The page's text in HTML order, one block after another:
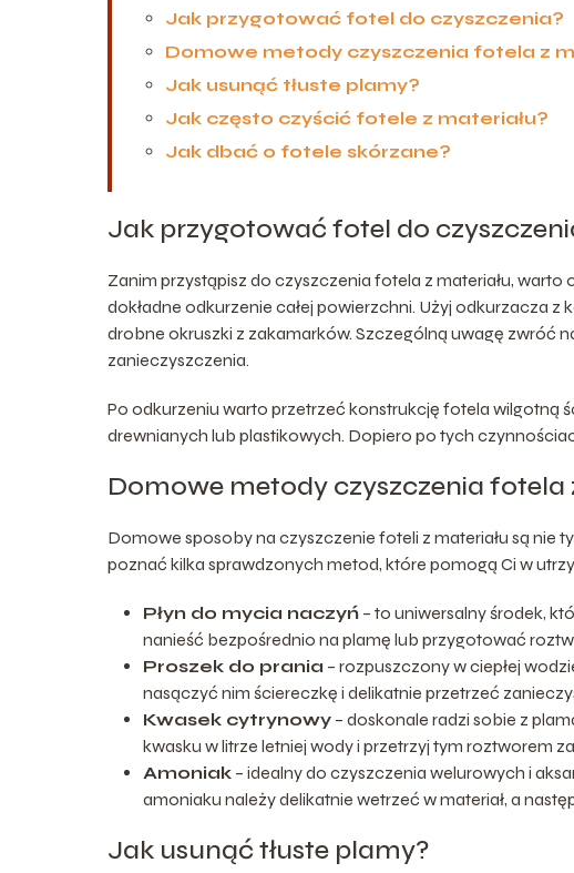
Jak przygotować fotel do czyszczenia?
Domowe metody czyszczenia fotela z
Jak usunąć tłuste plamy?
Jak często czyścić fotele z materiału?
Jak dbać o fotele skórzane?
Jak przygotować fotel do
Zanim przystąpisz do czyszczenia fotela z materiału,
dokładne odkurzenie całej powierzchni. Użyj odkurzacza
drobne okruszki z zakamarków. Szczególną uwagę zwróć
zanieczyszczenia.
Po odkurzeniu warto przetrzeć konstrukcję fotela wilgotną
drewnianych lub plastikowych. Dopiero po tych
Domowe metody czyszczenia fotela
Domowe sposoby na czyszczenie foteli z materiału są nie
poznać kilka sprawdzonych metod, które pomogą Ci w
Płyn do mycia naczyń – to uniwersalny środek,
nanieść bezpośrednio na plamę lub przygotować
Proszek do prania – rozpuszczony w ciepłej
nasączyć nim ściereczkę i delikatnie przetrzeć
Kwasek cytrynowy – doskonale radzi sobie z
kwasku w litrze letniej wody i przetrzyj tym roztworem
Amoniak – idealny do czyszczenia welurowych i
amoniaku należy delikatnie wetrzeć w materiał, a
Jak usunąć tłuste plamy?